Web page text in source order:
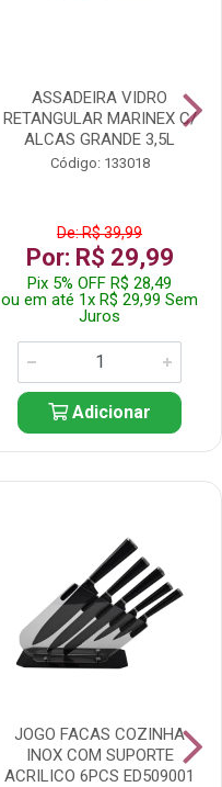
ASSADEIRA VIDRO
RETANGULAR MARINEX C/
ALCAS GRANDE 3,5L
Código: 133018
De: R$ 39,99
Por: R$ 29,99
Pix 5% OFF R$ 28,49
ou em até 1x R$ 29,99 Sem
Juros
Adicionar
JOGO FACAS COZINHA
INOX COM SUPORTE
ACRILICO 6PCS ED509001